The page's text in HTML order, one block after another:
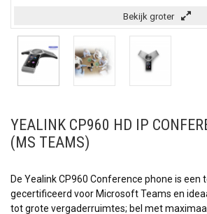
Bekijk groter
YEALINK CP960 HD IP
(MS TEAMS)
De Yealink CP960 Conference phone is
gecertificeerd voor Microsoft Teams en
tot grote vergaderruimtes; bel met